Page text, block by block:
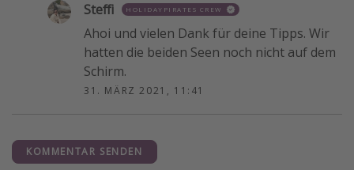
Steffi HOLIDAYPIRATES CREW
Ahoi und vielen Dank für deine Tipps. Wir
hatten die beiden Seen noch nicht auf dem
Schirm.
31. MÄRZ 2021, 11:41
KOMMENTAR SENDEN